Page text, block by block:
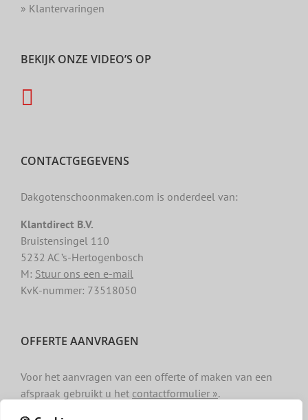
» Klantervaringen
BEKIJK ONZE VIDEO’S OP
CONTACTGEGEVENS
Dakgotenschoonmaken.com is onderdeel van:
Klantdirect B.V.
Bruistensingel 110
5232 AC ’s-Hertogenbosch
M: Stuur ons een e-mail
KvK-nummer: 73518050
OFFERTE AANVRAGEN
Voor het aanvragen van een offerte of maken van een
afspraak gebruikt u het contactformulier ».